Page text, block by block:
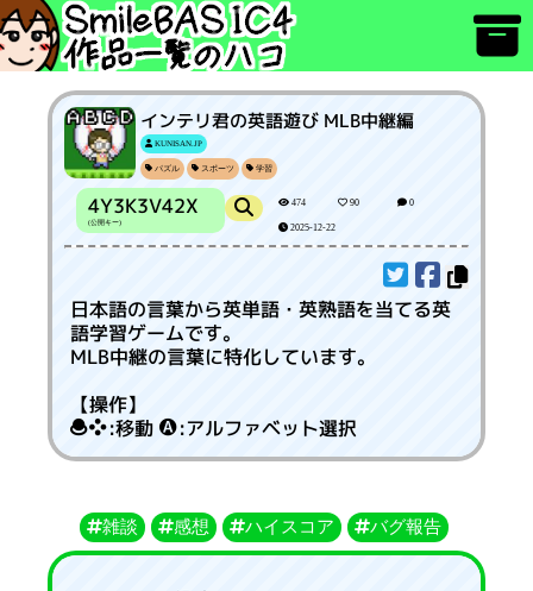
インテリ君の英語遊び MLB中継編
KUNISAN.JP
パズル スポーツ 学習
4Y3K3V42X
(公開キー)
474 90 0
2025-12-22
日本語の言葉から英単語・英熟語を当てる英
語学習ゲームです。
MLB中継の言葉に特化しています。
【操作】
:移動 :アルファベット選択
雑談 感想 ハイスコア バグ報告